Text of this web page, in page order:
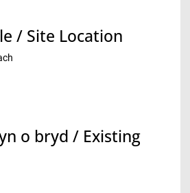
/ Site Location
o bryd / Existing